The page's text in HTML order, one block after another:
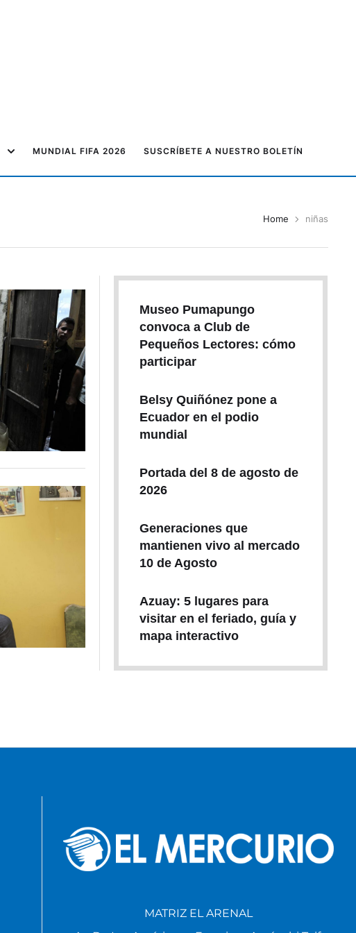
MUNDIAL FIFA 2026 SUSCRÍBETE A NUESTRO BOLETÍN
Home niñas
Museo Pumapungo
convoca a Club de
Pequeños Lectores: cómo
participar
Belsy Quiñónez pone a
Ecuador en el podio
mundial
Portada del 8 de agosto de
2026
Generaciones que
mantienen vivo al mercado
10 de Agosto
Azuay: 5 lugares para
visitar en el feriado, guía y
mapa interactivo
MATRIZ EL ARENAL